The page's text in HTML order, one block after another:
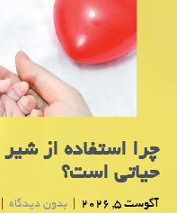
چرا استفاده از
حیاتی است؟
آگوست 5, 2026 | بدون دیدگاه |